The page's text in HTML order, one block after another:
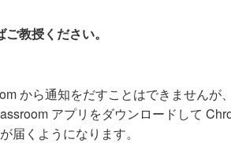
教授ください。
から通知をだすことはできませんが
アプリをダウンロードして
届くようになります。